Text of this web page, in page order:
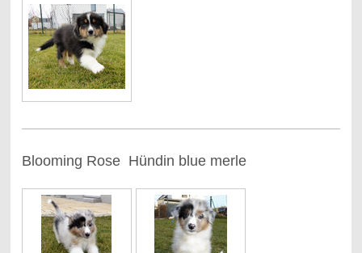
Blooming Rose Hündin blue merle